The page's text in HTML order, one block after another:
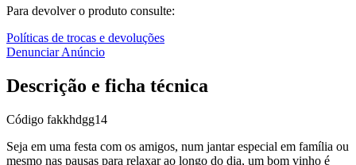
Para devolver o produto consulte:
Políticas de trocas e devoluções
Denunciar Anúncio
Descrição e ficha técnica
Código fakkhdgg14
Seja em uma festa com os amigos, num jantar especial em família ou
mesmo nas pausas para relaxar ao longo do dia, um bom vinho é